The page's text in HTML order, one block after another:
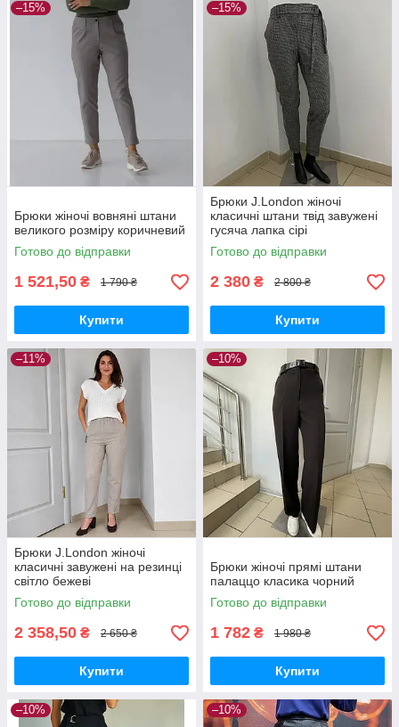
–15%
Брюки жіночі вовняні штани
великого розміру коричневий
Готово до відправки
1 521,50 ₴ 1 790 ₴
Купити
–15%
Брюки J.London жіночі
класичні штани твід завужені
гусяча лапка сірі
Готово до відправки
2 380 ₴ 2 800 ₴
Купити
–11%
Брюки J.London жіночі
класичні завужені на резинці
світло бежеві
Готово до відправки
2 358,50 ₴ 2 650 ₴
Купити
–10%
Брюки жіночі прямі штани
палаццо класика чорний
Готово до відправки
1 782 ₴ 1 980 ₴
Купити
–10% –10%